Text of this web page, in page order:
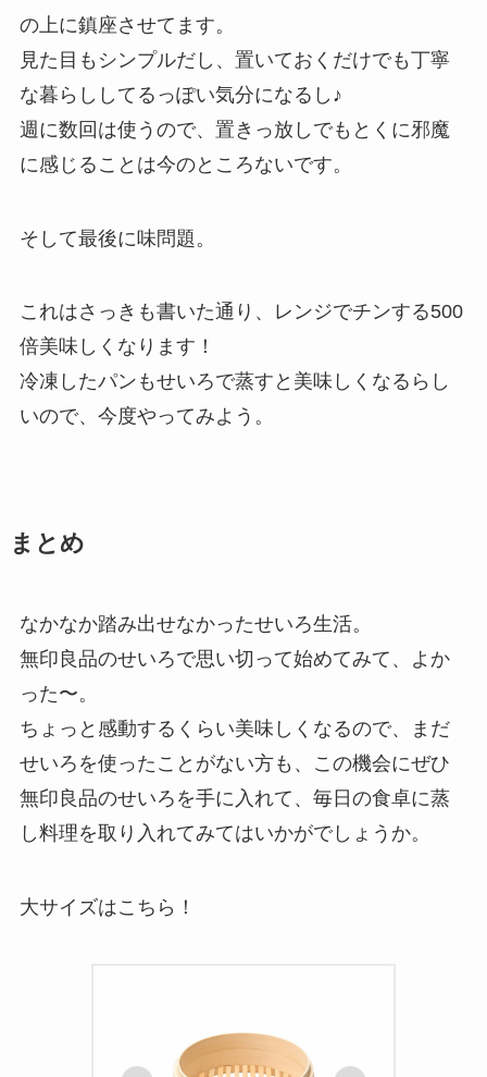
の上に鎮座させてます。
見た目もシンプルだし、置いておくだけでも丁寧
な暮らししてるっぽい気分になるし♪
週に数回は使うので、置きっ放しでもとくに邪魔
に感じることは今のところないです。
そして最後に味問題。
これはさっきも書いた通り、レンジでチンする500
倍美味しくなります！
冷凍したパンもせいろで蒸すと美味しくなるらし
いので、今度やってみよう。
まとめ
なかなか踏み出せなかったせいろ生活。
無印良品のせいろで思い切って始めてみて、よか
った〜。
ちょっと感動するくらい美味しくなるので、まだ
せいろを使ったことがない方も、この機会にぜひ
無印良品のせいろを手に入れて、毎日の食卓に蒸
し料理を取り入れてみてはいかがでしょうか。
大サイズはこちら！